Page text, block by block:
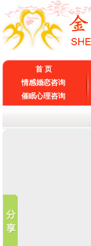
首 页
情感婚恋咨询
催眠心理咨询